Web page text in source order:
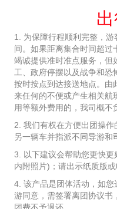
1. 为保障行程顺利完整，
间。如果距离集合时间超过
竭诚提供准时准点服务，但
工、政府停摆以及战争和恐
按时按点到达接送地点。由
来任何的不便或产生相关航
用等额外费用的，我司概不
2. 我们有权在方便出团操作
另一辆车并指派不同导游和
3. 以下建议会帮助您更快
内附照片)；请出示纸质版或
4. 该产品是团体活动，如
游同意，需签署离团协议书